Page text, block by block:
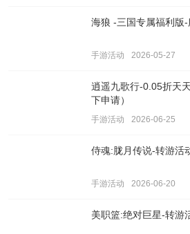
海狼 -三国专属福利版-
手游活动 2026-05-27
逍遥九歌行-0.05折天
下申请）
手游活动 2026-06-25
侍魂:胧月传说-转游活
手游活动 2026-06-20
美职篮:绝对巨星-转游